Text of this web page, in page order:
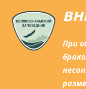
При